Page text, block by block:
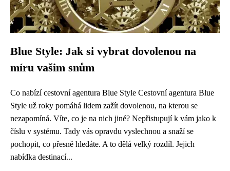
Blue Style: Jak si vybrat dovolenou na
míru vašim snům
Co nabízí cestovní agentura Blue Style Cestovní agentura Blue
Style už roky pomáhá lidem zažít dovolenou, na kterou se
nezapomíná. Víte, co je na nich jiné? Nepřistupují k vám jako k
číslu v systému. Tady vás opravdu vyslechnou a snaží se
pochopit, co přesně hledáte. A to dělá velký rozdíl. Jejich
nabídka destinací...